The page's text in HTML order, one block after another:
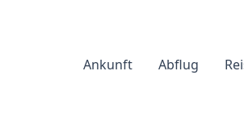
Ankunft Abflug